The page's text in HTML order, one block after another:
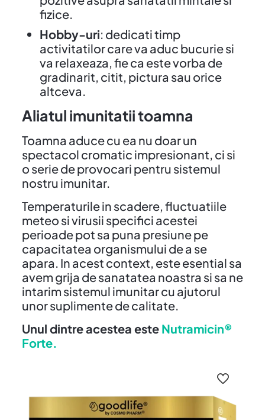
fizice.
Hobby-uri: dedicati timp
activitatilor care va aduc bucurie si
va relaxeaza, fie ca este vorba de
gradinarit, citit, pictura sau orice
altceva.
Aliatul imunitatii toamna
Toamna aduce cu ea nu doar un
spectacol cromatic impresionant, ci si
o serie de provocari pentru sistemul
nostru imunitar.
Temperaturile in scadere, fluctuatiile
meteo si virusii specifici acestei
perioade pot sa puna presiune pe
capacitatea organismului de a se
apara. In acest context, este esential sa
avem grija de sanatatea noastra si sa ne
intarim sistemul imunitar cu ajutorul
unor suplimente de calitate.
Unul dintre acestea este Nutramicin®
Forte.